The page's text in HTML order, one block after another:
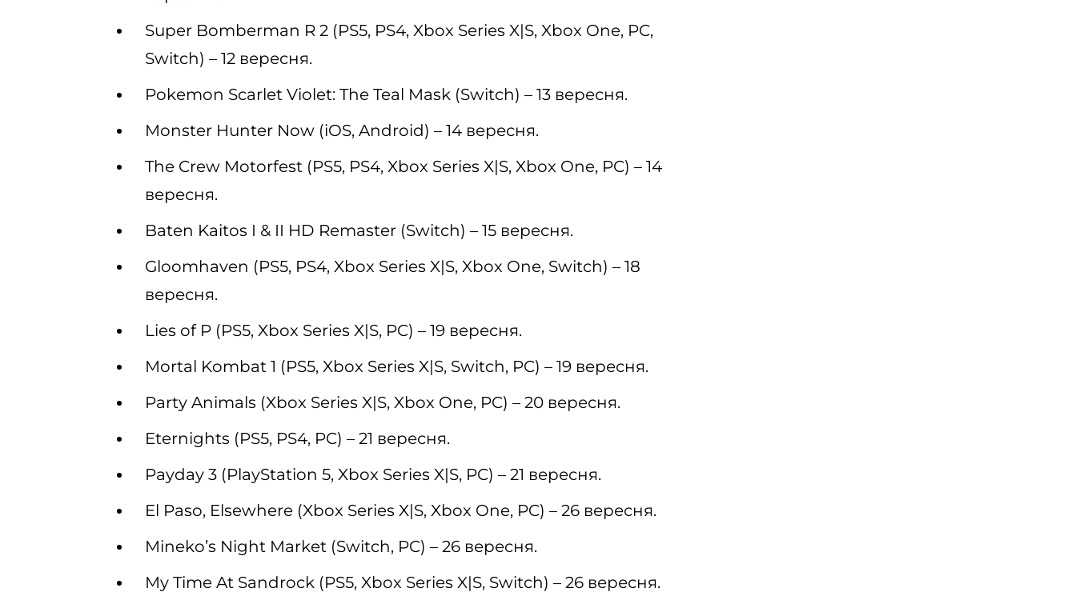
Super Bomberman R 2 (PS5, PS4, Xbox Series X|S, Xbox One, PC,
Switch) – 12 вересня.
Pokemon Scarlet Violet: The Teal Mask (Switch) – 13 вересня.
Monster Hunter Now (iOS, Android) – 14 вересня.
The Crew Motorfest (PS5, PS4, Xbox Series X|S, Xbox One, PC) – 14
вересня.
Baten Kaitos I & II HD Remaster (Switch) – 15 вересня.
Gloomhaven (PS5, PS4, Xbox Series X|S, Xbox One, Switch) – 18
вересня.
Lies of P (PS5, Xbox Series X|S, PC) – 19 вересня.
Mortal Kombat 1 (PS5, Xbox Series X|S, Switch, PC) – 19 вересня.
Party Animals (Xbox Series X|S, Xbox One, PC) – 20 вересня.
Eternights (PS5, PS4, PC) – 21 вересня.
Payday 3 (PlayStation 5, Xbox Series X|S, PC) – 21 вересня.
El Paso, Elsewhere (Xbox Series X|S, Xbox One, PC) – 26 вересня.
Minekoʼs Night Market (Switch, PC) – 26 вересня.
My Time At Sandrock (PS5, Xbox Series X|S, Switch) – 26 вересня.